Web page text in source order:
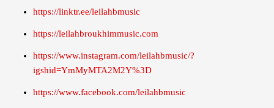
https://linktr.ee/leilahbmusic
https://leilahbroukhimmusic.com
https://www.instagram.com/leilahbmusic/?
igshid=YmMyMTA2M2Y%3D
https://www.facebook.com/leilahbmusic